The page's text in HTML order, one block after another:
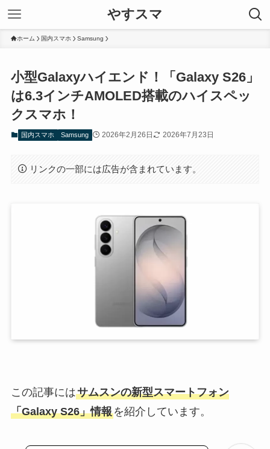
やすスマ
ホーム 国内スマホ Samsung
小型Galaxyハイエンド！「Galaxy S26」
は6.3インチAMOLED搭載のハイスペッ
クスマホ！
国内スマホ Samsung 2026年2月26日 2026年7月23日
リンクの一部には広告が含まれています。
この記事にはサムスンの新型スマートフォン
「Galaxy S26」情報を紹介しています。